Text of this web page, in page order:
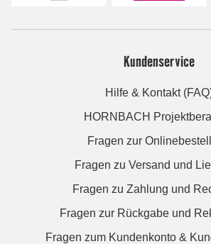
Kundenservice
Hilfe & Kontakt
HORNBACH
Fragen zur
Fragen zu Versand und
Fragen zu Zahlung und
Fragen zur Rückgabe und
Fragen zum Kundenkonto &